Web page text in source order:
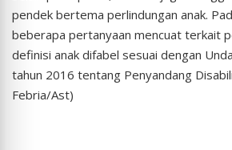
pendek bertema perlindungan anak.
beberapa pertanyaan mencuat terkait
definisi anak difabel sesuai dengan
tahun 2016 tentang Penyandang
Febria/Ast)